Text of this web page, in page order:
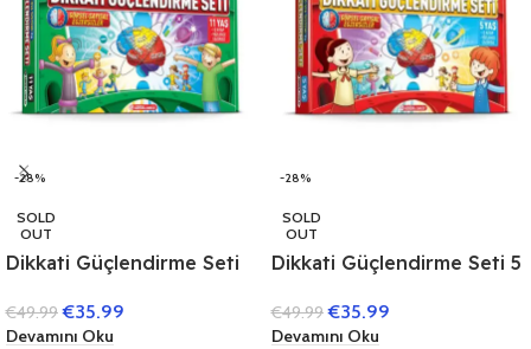
-28%
SOLD
OUT
Dikkati Güçlendirme Seti
€49.99 €35.99
Devamını Oku
-28%
SOLD
OUT
Dikkati Güçlendirme Seti 5
€49.99 €35.99
Devamını Oku